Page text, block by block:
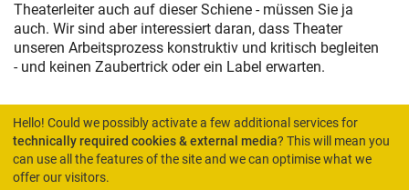
Theaterleiter auch auf dieser Schiene - müssen Sie ja
auch. Wir sind aber interessiert daran, dass Theater
unseren Arbeitsprozess konstruktiv und kritisch begleiten
- und keinen Zaubertrick oder ein Label erwarten.
HOME
Hello! Could we possibly activate a few additional services for
technically required cookies & external media? This will mean you
can use all the features of the site and we can optimise what we
offer our visitors.